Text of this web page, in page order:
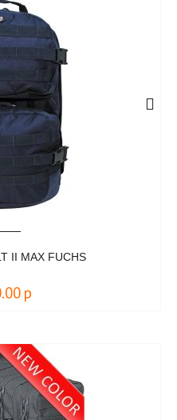
II MAX FUCHS
р